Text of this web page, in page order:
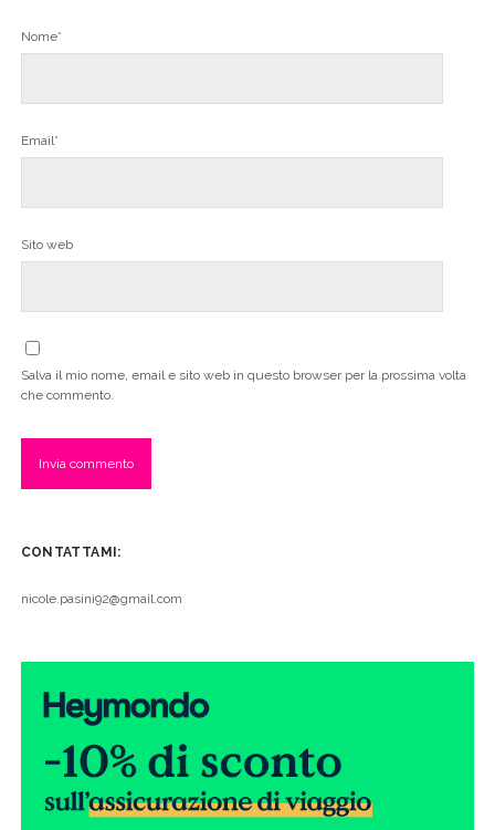
Nome*
Email*
Sito web
Salva il mio nome, email e sito web in questo browser per la prossima volta
che commento.
CONTATTAMI:
nicole.pasini92@gmail.com